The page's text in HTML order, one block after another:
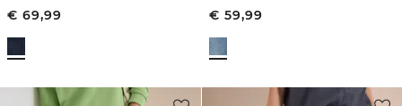
€ 69,99 € 59,99